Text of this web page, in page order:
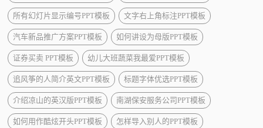
所有幻灯片显示编号PPT模板 文字右上角标注PPT模板
汽车新品推广方案PPT模板 如何讲设为母版PPT模板
证券买卖 PPT模板 幼儿大班蔬菜我最爱PPT模板
追风筝的人简介英文PPT模板 标题字体优选PPT模板
介绍凉山的英汉版PPT模板 南湖保安服务公司PPT模板
如何用作酷炫开头PPT模板 怎样导入别人的PPT模板